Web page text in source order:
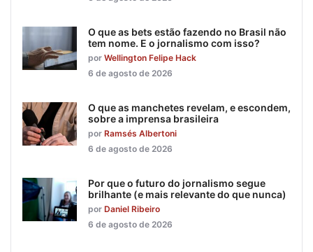
O que as bets estão fazendo no Brasil não
tem nome. E o jornalismo com isso?
por Wellington Felipe Hack
6 de agosto de 2026
O que as manchetes revelam, e escondem,
sobre a imprensa brasileira
por Ramsés Albertoni
6 de agosto de 2026
Por que o futuro do jornalismo segue
brilhante (e mais relevante do que nunca)
por Daniel Ribeiro
6 de agosto de 2026